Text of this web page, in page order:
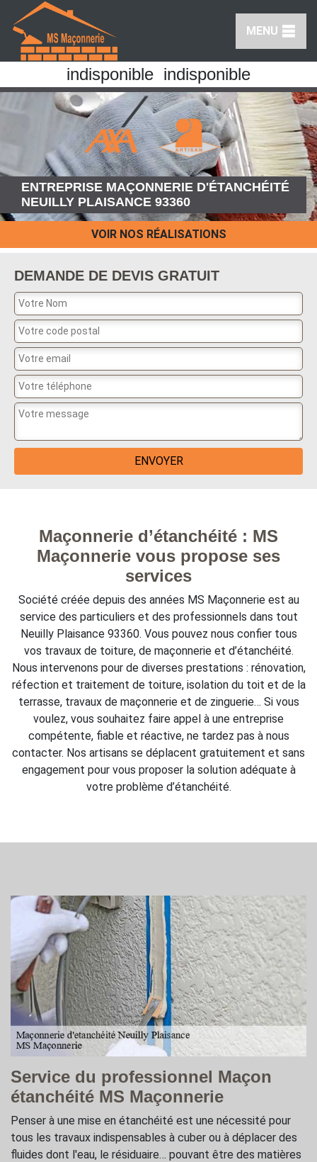
MENU
indisponible indisponible
ENTREPRISE MAÇONNERIE D'ÉTANCHÉITÉ
NEUILLY PLAISANCE 93360
VOIR NOS RÉALISATIONS
DEMANDE DE DEVIS GRATUIT
Maçonnerie d’étanchéité : MS
Maçonnerie vous propose ses
services
Société créée depuis des années MS Maçonnerie est au
service des particuliers et des professionnels dans tout
Neuilly Plaisance 93360. Vous pouvez nous confier tous
vos travaux de toiture, de maçonnerie et d’étanchéité.
Nous intervenons pour de diverses prestations : rénovation,
réfection et traitement de toiture, isolation du toit et de la
terrasse, travaux de maçonnerie et de zinguerie… Si vous
voulez, vous souhaitez faire appel à une entreprise
compétente, fiable et réactive, ne tardez pas à nous
contacter. Nos artisans se déplacent gratuitement et sans
engagement pour vous proposer la solution adéquate à
votre problème d’étanchéité.
Service du professionnel Maçon
étanchéité MS Maçonnerie
Penser à une mise en étanchéité est une nécessité pour
tous les travaux indispensables à cuber ou à déplacer des
fluides dont l'eau, le résiduaire… pouvant être des matières